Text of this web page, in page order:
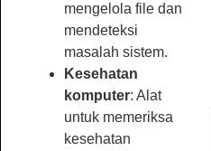
mengelola file dan
mendeteksi
masalah sistem.
Kesehatan
komputer: Alat
untuk memeriksa
kesehatan